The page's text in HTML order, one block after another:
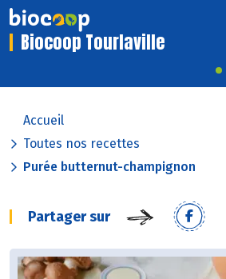
Biocoop Tourlaville
Accueil
Toutes nos recettes
Purée butternut-champignon
Partager sur